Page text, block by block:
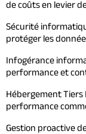
de coûts en levier
Sécurité
protéger les
Infogérance
performance et
Hébergement Tiers
performance
Gestion proactive